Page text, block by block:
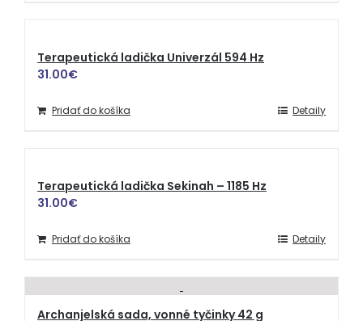
Terapeutická ladička Univerzál 594 Hz
31.00€
Pridať do košíka Detaily
Terapeutická ladička Sekinah – 1185 Hz
31.00€
Pridať do košíka Detaily
Archanjelská sada, vonné tyčinky 42 g